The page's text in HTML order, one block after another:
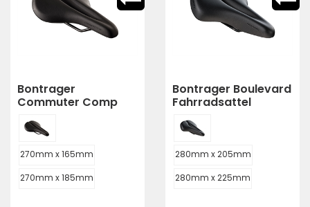
Bontrager
Commuter Comp
270mm x 165mm
270mm x 185mm
Bontrager Boulevard
Fahrradsattel
280mm x 205mm
280mm x 225mm